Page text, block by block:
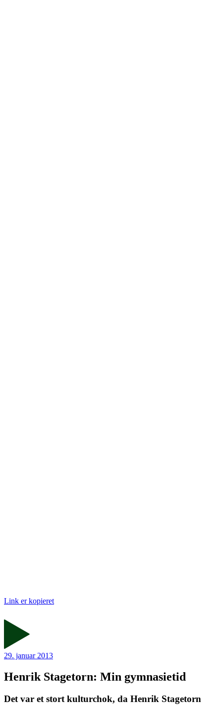
Link er kopieret
29. januar 2013
Henrik Stagetorn: Min gymnasietid
Det var et stort kulturchok, da Henrik Stagetorn